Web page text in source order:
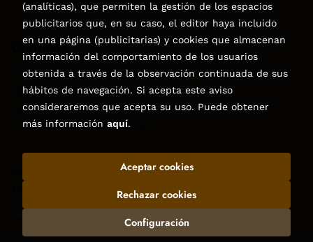
Contacto
C/Virgen de la Peña, 15
928858050–928531142
pedidos@libreriatagoror.com
Formulario de contacto
Librería Tagoror. Todos los Derechos Reservados |
(analíticas), que permiten la gestión de los espacios
publicitarios que, en su caso, el editor haya incluido
en una página (publicitarias) y cookies que almacenan
información del comportamiento de los usuarios
obtenida a través de la observación continuada de sus
hábitos de navegación. Si acepta este aviso
consideraremos que acepta su uso. Puede obtener
más información aquí.
Configuración
Rechazar cookies
Aceptar cookies